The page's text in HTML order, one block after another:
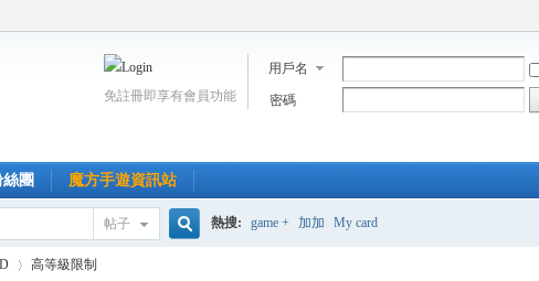
用戶名
密碼
免註冊即享有會員功能
團 魔方手遊資訊站
帖子 熱搜: game + 加加 My card
高等級限制